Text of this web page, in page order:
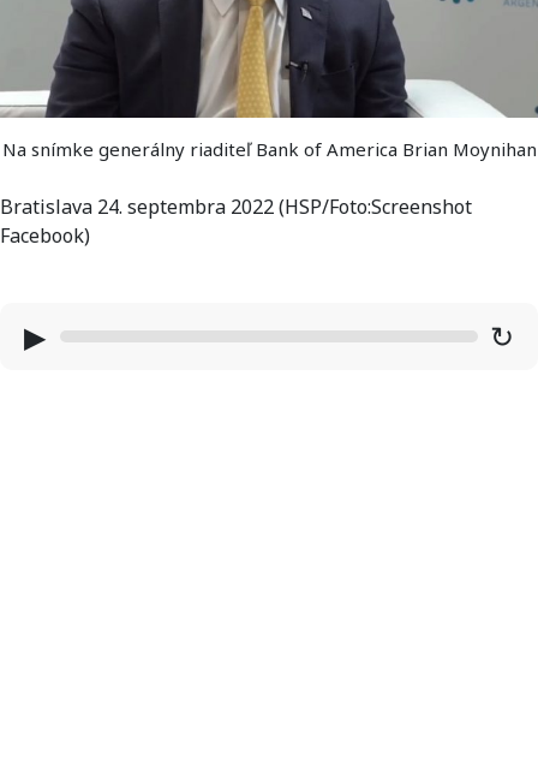
Na snímke generálny riaditeľ Bank of America Brian Moynihan
Bratislava 24. septembra 2022 (HSP/Foto:Screenshot
Facebook)
▶ ↻